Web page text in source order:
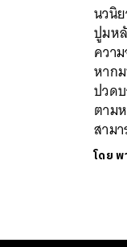
นวนิ
ปูมห
ควา
หาก
ปวด
ตาม
สาม
โดยพ